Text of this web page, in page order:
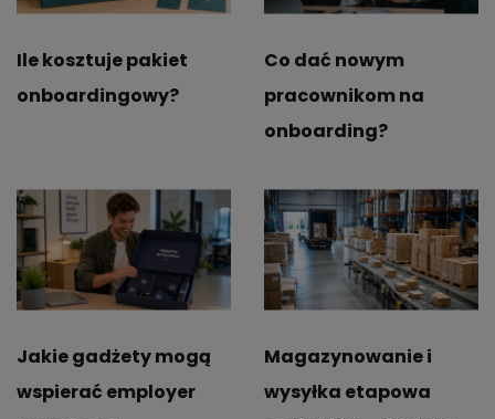
Ile kosztuje pakiet
onboardingowy?
Co dać nowym
pracownikom na
onboarding?
Jakie gadżety mogą
wspierać employer
Magazynowanie i
wysyłka etapowa